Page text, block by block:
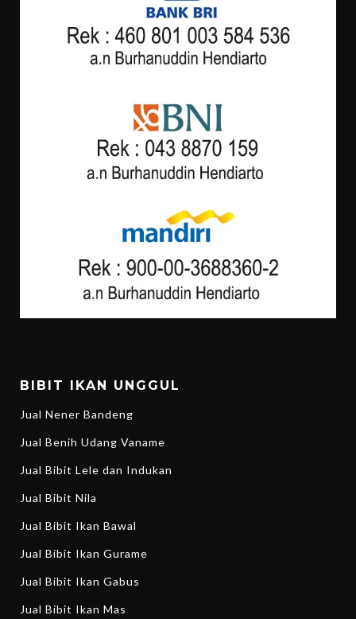
BIBIT IKAN UNGGUL
Jual Nener Bandeng
Jual Benih Udang Vaname
Jual Bibit Lele dan Indukan
Jual Bibit Nila
Jual Bibit Ikan Bawal
Jual Bibit Ikan Gurame
Jual Bibit Ikan Gabus
Jual Bibit Ikan Mas